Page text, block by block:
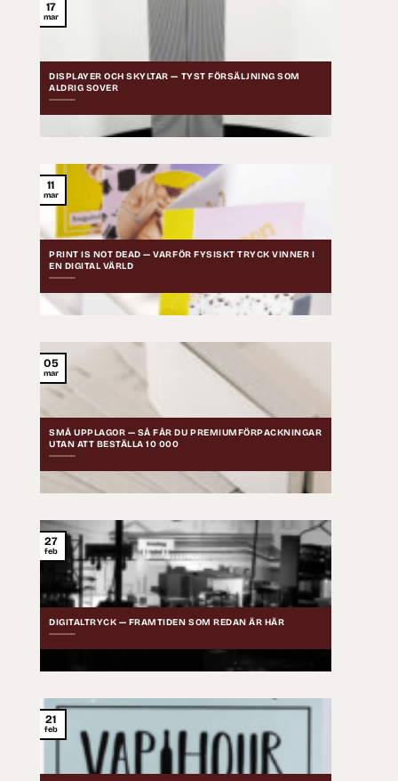
DISPLAYER OCH SKYLTAR — TYST FÖRSÄLJNING SOM
ALDRIG SOVER
17
mar
PRINT IS NOT DEAD — VARFÖR FYSISKT TRYCK VINNER I
EN DIGITAL VÄRLD
11
mar
SMÅ UPPLAGOR — SÅ FÅR DU PREMIUMFÖRPACKNINGAR
UTAN ATT BESTÄLLA 10 000
05
mar
DIGITALTRYCK — FRAMTIDEN SOM REDAN ÄR HÄR
27
feb
21
feb